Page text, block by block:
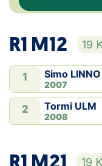
R1 M12 19
1 Simo LINNO
2007
2 Tormi ULM
2008
19